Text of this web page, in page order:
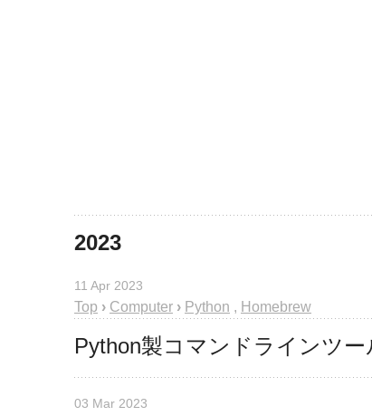
2023
11 Apr 2023
Top › Computer › Python , Homebrew
Python製コマンドラインツ
03 Mar 2023